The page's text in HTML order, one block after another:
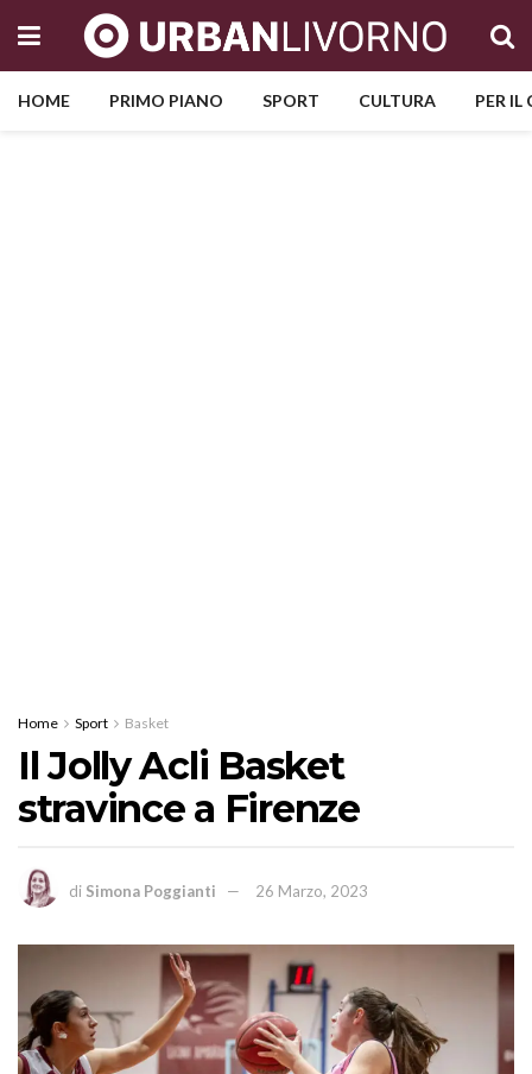
HOME PRIMO PIANO SPORT CULTURA PER
Home Sport Basket
Il Jolly Acli Basket
stravince a Firenze
di Simona Poggianti 26 Marzo, 2023